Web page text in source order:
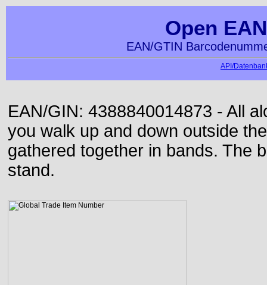
Open
EAN/GTIN
API/
EAN/GIN: 4388840014873 - All
you walk up and down outside
gathered together in bands. The
stand.